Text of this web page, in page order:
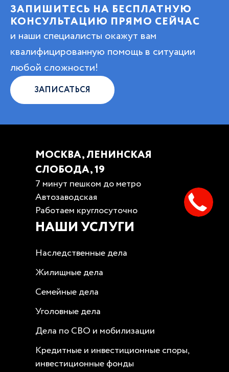
ЗАПИШИТЕСЬ НА БЕСПЛАТНУЮ
КОНСУЛЬТАЦИЮ ПРЯМО СЕЙЧАС
и наши специалисты окажут вам
квалифицированную помощь в ситуации
любой сложности!
ЗАПИСАТЬСЯ
МОСКВА, ЛЕНИНСКАЯ
СЛОБОДА, 19
7 минут пешком до метро
Автозаводская
Работаем круглосуточно
НАШИ УСЛУГИ
Наследственные дела
Жилищные дела
Семейные дела
Уголовные дела
Дела по СВО и мобилизации
Кредитные и инвестиционные споры,
инвестиционные фонды